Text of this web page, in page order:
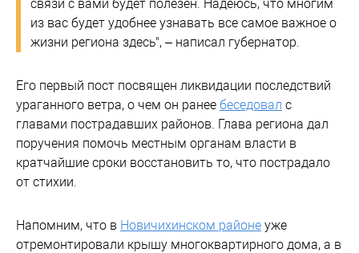
связи с вами будет полезен. Надеюсь, что многим
из вас будет удобнее узнавать все самое важное о
жизни региона здесь", – написал губернатор.
Его первый пост посвящен ликвидации последствий
ураганного ветра, о чем он ранее беседовал с
главами пострадавших районов. Глава региона дал
поручения помочь местным органам власти в
кратчайшие сроки восстановить то, что пострадало
от стихии.
Напомним, что в Новичихинском районе уже
отремонтировали крышу многоквартирного дома, а в